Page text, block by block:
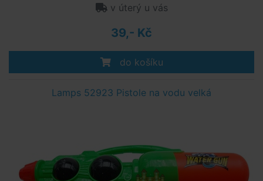
v úterý u vás
39,- Kč
do košíku
Lamps 52923 Pistole na vodu velká